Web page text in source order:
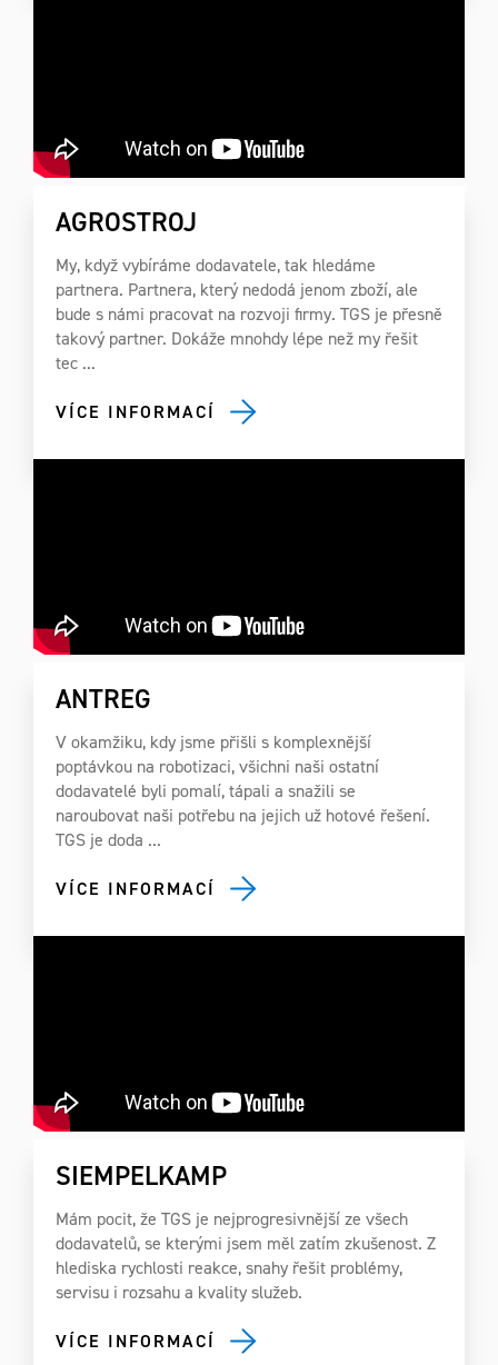
AGROSTROJ
My, když vybíráme dodavatele, tak hledáme
partnera. Partnera, který nedodá jenom zboží, ale
bude s námi pracovat na rozvoji firmy. TGS je přesně
takový partner. Dokáže mnohdy lépe než my řešit
tec ...
VÍCE INFORMACÍ
ANTREG
V okamžiku, kdy jsme přišli s komplexnější
poptávkou na robotizaci, všichni naši ostatní
dodavatelé byli pomalí, tápali a snažili se
naroubovat naši potřebu na jejich už hotové řešení.
TGS je doda ...
VÍCE INFORMACÍ
SIEMPELKAMP
Mám pocit, že TGS je nejprogresivnější ze všech
dodavatelů, se kterými jsem měl zatím zkušenost. Z
hlediska rychlosti reakce, snahy řešit problémy,
servisu i rozsahu a kvality služeb.
VÍCE INFORMACÍ